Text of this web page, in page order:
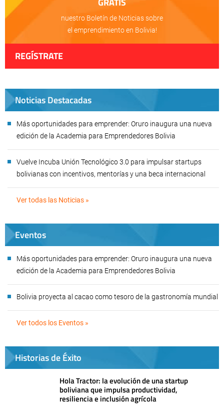
nuestro Boletín de Noticias sobre
el emprendimiento en Bolivia!
REGÍSTRATE
Noticias Destacadas
Más oportunidades para emprender: Oruro inaugura una nueva
edición de la Academia para Emprendedores Bolivia
Vuelve Incuba Unión Tecnológico 3.0 para impulsar startups
bolivianas con incentivos, mentorías y una beca internacional
Ver todas las Noticias »
Eventos
Más oportunidades para emprender: Oruro inaugura una nueva
edición de la Academia para Emprendedores Bolivia
Bolivia proyecta al cacao como tesoro de la gastronomía mundial
Ver todos los Eventos »
Historias de Éxito
Hola Tractor: la evolución de una startup
boliviana que impulsa productividad,
resiliencia e inclusión agrícola